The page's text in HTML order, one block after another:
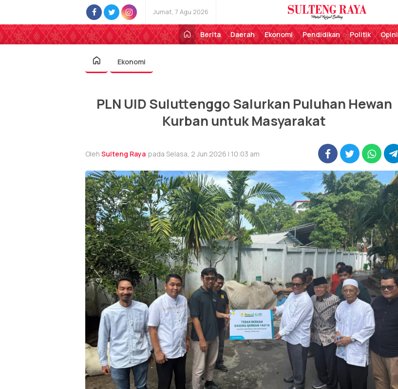
Jumat, 7 Agu 2026
Sulteng Raya
Perekat Rakyat Sulteng
Berita
Daerah Ekonomi Pendidikan Politik Opini
Ekonomi
PLN UID Suluttenggo Salurkan Puluhan Hewan
Kurban untuk Masyarakat
Oleh Sulteng Raya pada Selasa, 2 Jun 2026 | 10:03 am